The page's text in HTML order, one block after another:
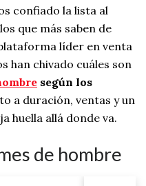
confiado la lista al
que más saben de
líder en venta
han chivado cuáles son
según los
a duración, ventas y un
huella allá donde va.
de hombre